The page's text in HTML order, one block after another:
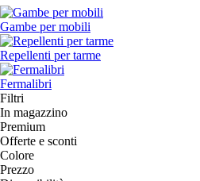
Gambe per mobili
Repellenti per tarme
Fermalibri
Filtri
In magazzino
Premium
Offerte e sconti
Colore
Prezzo